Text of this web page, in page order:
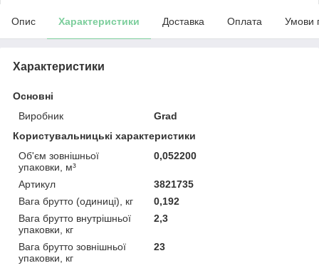
Опис Характеристики Доставка Оплата Умови
Характеристики
Основні
Виробник
Grad
Користувальницькі характеристики
Oб'єм зовнішньої
упаковки, м³
0,052200
Артикул
3821735
Вага брутто (одиниці), кг
0,192
Вага брутто внутрішньої
упаковки, кг
2,3
Вага брутто зовнішньої
упаковки, кг
23